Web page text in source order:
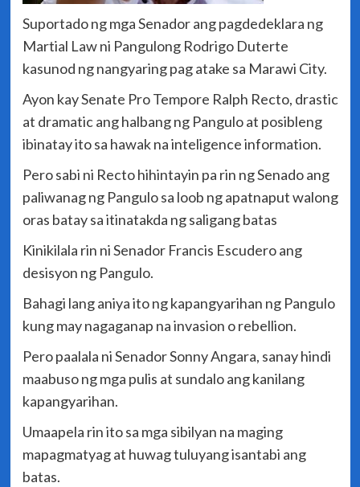
Suportado ng mga Senador ang pagdedeklara ng
Martial Law ni Pangulong Rodrigo Duterte
kasunod ng nangyaring pag atake sa Marawi City.
Ayon kay Senate Pro Tempore Ralph Recto, drastic
at dramatic ang halbang ng Pangulo at posibleng
ibinatay ito sa hawak na inteligence information.
Pero sabi ni Recto hihintayin pa rin ng Senado ang
paliwanag ng Pangulo sa loob ng apatnaput walong
oras batay sa itinatakda ng saligang batas
Kinikilala rin ni Senador Francis Escudero ang
desisyon ng Pangulo.
Bahagi lang aniya ito ng kapangyarihan ng Pangulo
kung may nagaganap na invasion o rebellion.
Pero paalala ni Senador Sonny Angara, sanay hindi
maabuso ng mga pulis at sundalo ang kanilang
kapangyarihan.
Umaapela rin ito sa mga sibilyan na maging
mapagmatyag at huwag tuluyang isantabi ang
batas.